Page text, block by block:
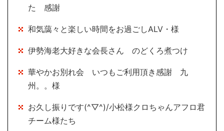
た 感謝
和気藹々と楽しい時間をお過ごしALV・様
伊勢海老大好きな会長さん のどくろ煮つけ
華やかお別れ会 いつもご利用頂き感謝 九
州。。様
お久し振りです(^▽^)/小松様クロちゃんアフロ君
チーム様たち